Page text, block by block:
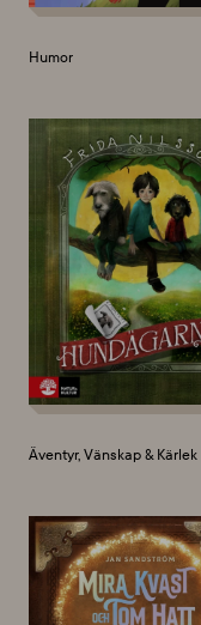
Humor
Äventyr, Vänskap & Kärlek